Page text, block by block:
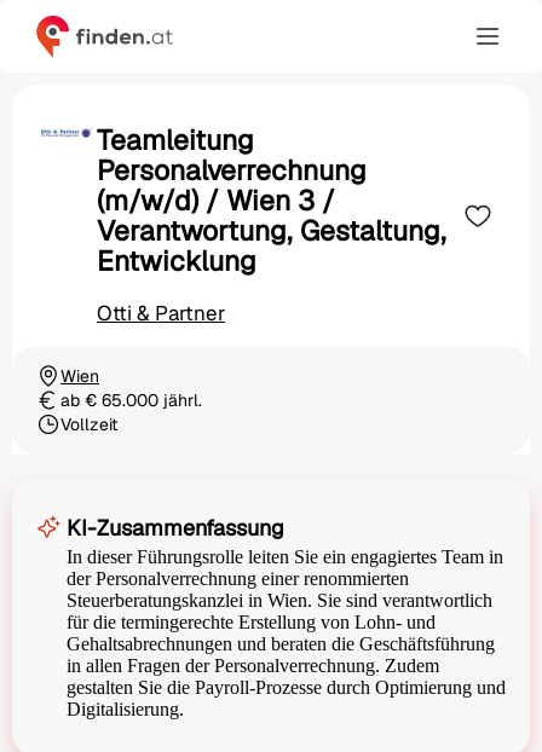
Teamleitung
Personalverrechnung
(m/w/d) / Wien 3 /
Verantwortung, Gestaltung,
Entwicklung
Otti & Partner
Ortschaft
Wien
Gehaltab € 65.000 jährl.
Beschäftigungsart
Vollzeit
KI-Zusammenfassung
In dieser Führungsrolle leiten Sie ein engagiertes Team in
der Personalverrechnung einer renommierten
Steuerberatungskanzlei in Wien. Sie sind verantwortlich
für die termingerechte Erstellung von Lohn- und
Gehaltsabrechnungen und beraten die Geschäftsführung
in allen Fragen der Personalverrechnung. Zudem
gestalten Sie die Payroll-Prozesse durch Optimierung und
Digitalisierung.